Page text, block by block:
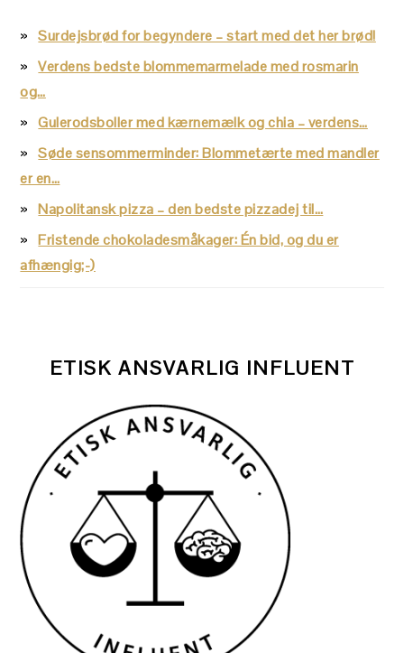
Surdejsbrød for begyndere – start med det her brød!
Verdens bedste blommemarmelade med rosmarin
og…
Gulerodsboller med kærnemælk og chia – verdens…
Søde sensommerminder: Blommetærte med mandler
er en…
Napolitansk pizza – den bedste pizzadej til…
Fristende chokoladesmåkager: Én bid, og du er
afhængig;-)
ETISK ANSVARLIG INFLUENT